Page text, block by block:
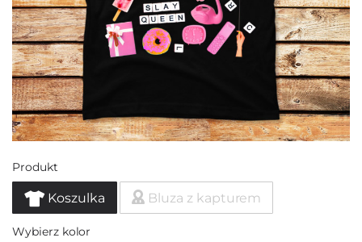
Produkt
Koszulka Bluza z kapturem
Wybierz kolor